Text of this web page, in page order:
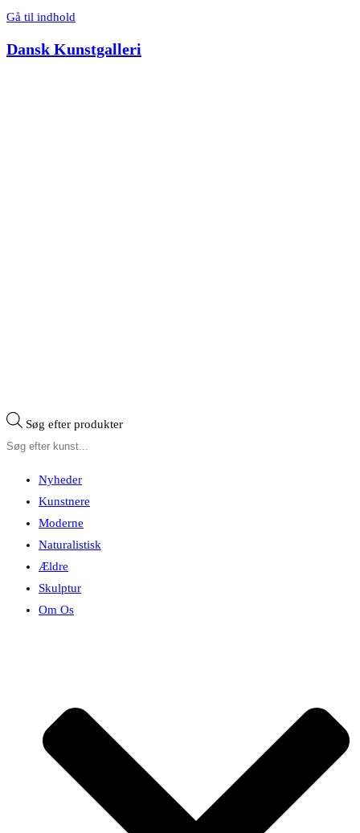
Gå til indhold
Dansk Kunstgalleri
Søg efter produkter
Nyheder
Kunstnere
Moderne
Naturalistisk
Ældre
Skulptur
Om Os